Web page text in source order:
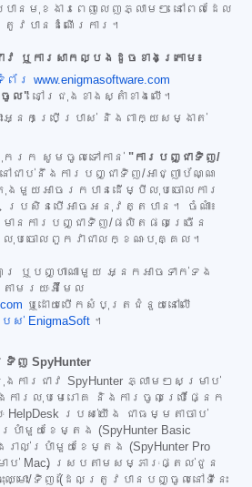
មុខងារពេញលេញភ្លាមៗ នៅពេលដែល
បានដំណើរការ។
វ ឬការសាកល្បងដូចខាងក្រោម៖
រ www.enigmasoftware.com
ចូល" នៅជ្រុងខាងស្តាំខាងលើ។
ះអ្នកប្រើប្រាស់ និងពាក្យសម្ងាត់
រក សូមចូលទៅកាន់ "ការបញ្ជាទិញ/
នៅជាប់នឹងការបញ្ជាទិញ/អាជ្ញាប័ណ្ណ
យអាចរកបានដើម្បីលុបចោលការ
រសិនបើអាចអនុវត្តបាន។ ចំណាំ៖
ានការបញ្ជាទិញ/ផលិតផលច្រើន
ចោលពួកវាជាលក្ខណៈបុគ្គល។
ឬបញ្ហាណាមួយ អ្នកអាចទាក់ទង
តាមរយៈអ៊ីមែល
ឬដោយបើកសំបុត្រជំនួយនៅលើ
ស់ EnigmaSoft ។
SpyHunter
រជាវ SpyHunter ភ្លាមៗសម្រាប់
ការលុបមេរោគ និងការចូលប្រើផ្នែក
របស់យើង ជាធម្មតាចាប់
រាំមួយខែម្តង (SpyHunter Basic
រាល់ប្រាំមួយខែម្តង (SpyHunter Pro
ម្រាប់ Mac) ស្របតាមសម្ភារៈផ្តល់ជូន
ះ/ទិញ (ដែលត្រូវបានបញ្ចូលនៅទីនេះ